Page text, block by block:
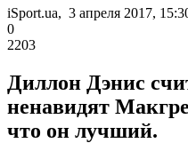
iSport.ua, 3 апреля 2017,
0
2203
Диллон Дэнис
ненавидят
что он лучший.